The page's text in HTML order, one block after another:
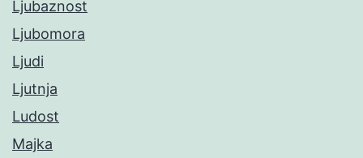
Ljubaznost
Ljubomora
Ljudi
Ljutnja
Ludost
Majka